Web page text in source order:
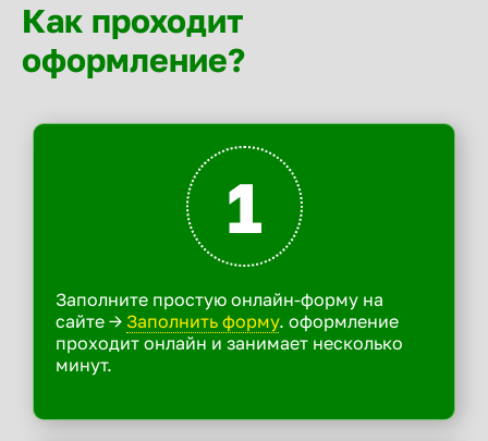
Как проходит
оформление?
1
Заполните простую онлайн-форму на
сайте -> Заполнить форму. оформление
проходит онлайн и занимает несколько
минут.